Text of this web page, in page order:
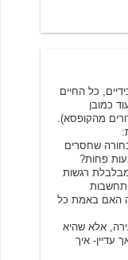
כל החיים
כמובן
מהקופסא).
שחסרים
פחות?
רגשות
האם באמת כל
אלא שהיא
עדיין- איך